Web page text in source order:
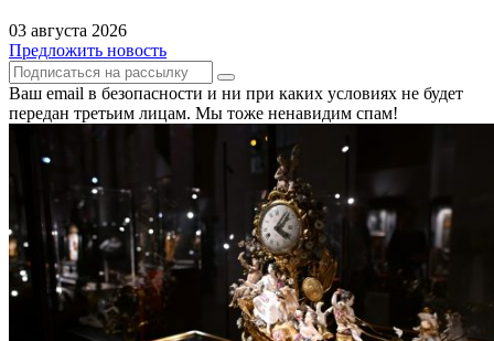
03 августа 2026
Предложить новость
Ваш email в безопасности и ни при каких условиях не будет
передан третьим лицам. Мы тоже ненавидим спам!